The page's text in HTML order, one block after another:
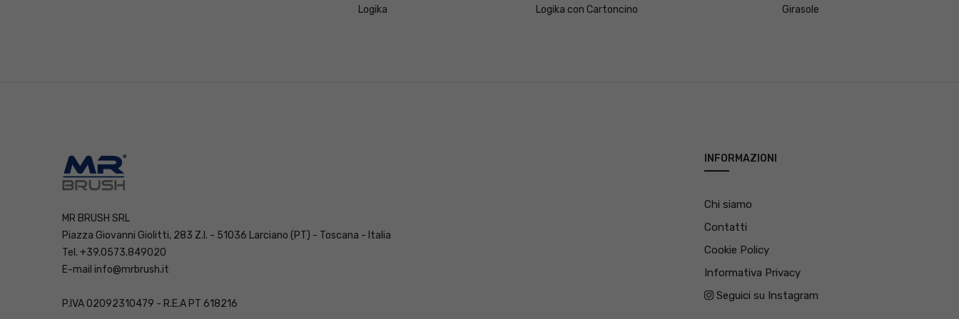
Logika Logika con Cartoncino Girasole
MR BRUSH SRL
Piazza Giovanni Giolitti, 283 Z.I. - 51036 Larciano (PT) - Toscana - Italia
Tel. +39.0573.849020
E-mail info@mrbrush.it
P.IVA 02092310479 - R.E.A PT 618216
INFORMAZIONI
Chi siamo
Contatti
Cookie Policy
Informativa Privacy
Seguici su Instagram